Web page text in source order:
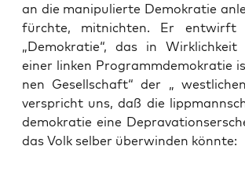
an die mani­pu­lier­te Demo­kra­tie
fürch­te, mit­nich­ten. Er ent­wirft
„Demo­kra­tie“, das in
einer lin­ken Pro­gramm­de­mo­kra­tie
nen Gesell­schaft“ der „
ver­spricht uns, daß die
de­mo­kra­tie eine
das Volk sel­ber über­win­den könnte: